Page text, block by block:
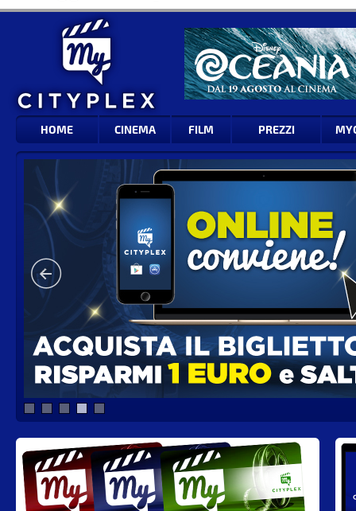
HOME CINEMA FILM PREZZI